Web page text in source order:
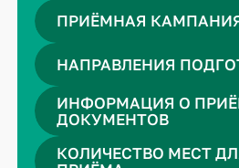
ПРИЁМНАЯ
НАПРАВЛЕНИЯ
ИНФОРМАЦИЯ О
ДОКУМЕНТОВ
КОЛИЧЕСТВО МЕСТ